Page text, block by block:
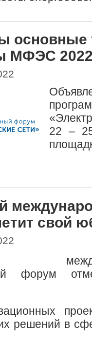
основные
МФЭС
22 –
свой
решений в